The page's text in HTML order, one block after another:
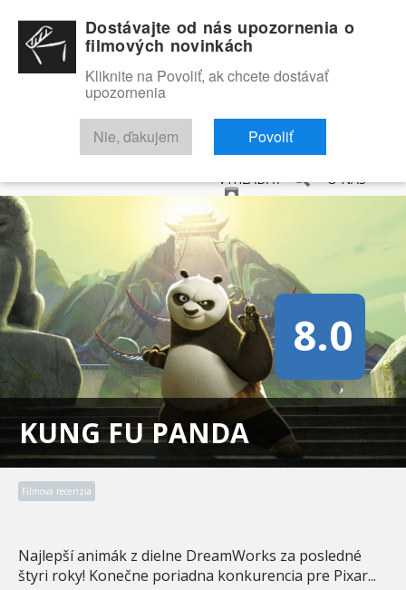
RECENZIE TRAILERY FILMOVÁ DATABÁZA
VYHĽADAŤ O NÁS
KUNG FU PANDA
8.0
Filmová recenzia
Najlepší animák z dielne DreamWorks za posledné
štyri roky! Konečne poriadna konkurencia pre Pixar...
Dostávajte od nás upozornenia o
filmových novinkách
Kliknite na Povoliť, ak chcete dostávať
upozornenia
Nie, ďakujem Povoliť